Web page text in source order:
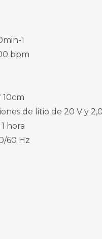
1
bpm
10cm
de litio de 20 V y
hora
60 Hz